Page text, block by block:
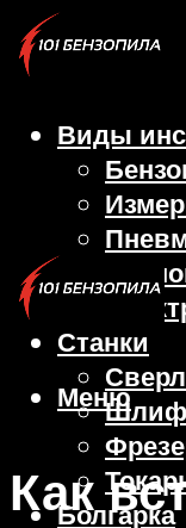
Виды
Станки
Болгарка
Меню
Как